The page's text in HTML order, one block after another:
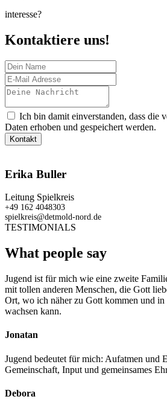
interesse?
Kontaktiere uns!
Ich bin damit einverstanden, dass die
Daten erhoben und gespeichert werden.
Kontakt
Erika Buller
Leitung Spielkreis
+49 162 4048303
spielkreis@detmold-nord.de
TESTIMONIALS
What people say
Jugend ist für mich wie eine zweite
mit tollen anderen Menschen, die Gott
Ort, wo ich näher zu Gott kommen und
wachsen kann.
Jonatan
Jugend bedeutet für mich: Aufatmen und
Gemeinschaft, Input und gemeinsames
Debora